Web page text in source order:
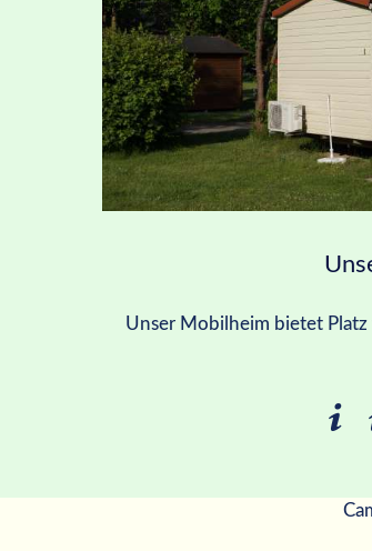
Unser Mobilheim bietet